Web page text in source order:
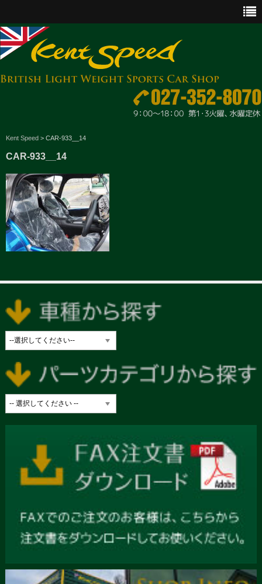
CAR SALES
PARTS
ENGINE MAINTENANCE
OTHER WORKS
GOODS & ACCESSORIES
Kent Speed > CAR-933__14
CAR-933__14